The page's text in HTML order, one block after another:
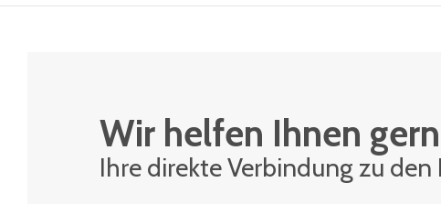
Wir helfen Ihnen
Ihre di­rek­te Ver­bin­dung zu